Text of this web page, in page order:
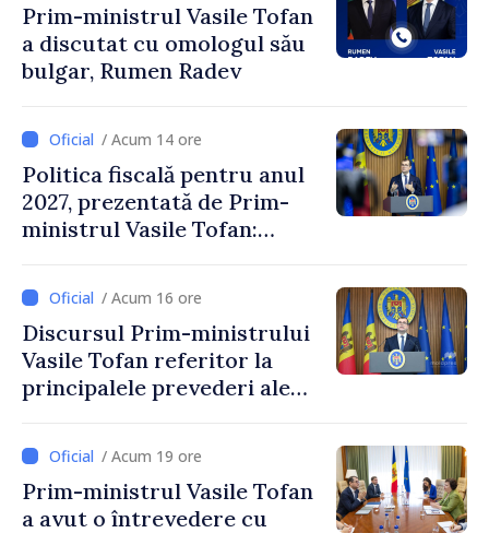
Prim-ministrul Vasile Tofan
a discutat cu omologul său
bulgar, Rumen Radev
/ Acum 14 ore
Politica fiscală pentru anul
2027, prezentată de Prim-
ministrul Vasile Tofan:
stimularea investițiilor și o
taxare mai echitabilă
/ Acum 16 ore
Discursul Prim-ministrului
Vasile Tofan referitor la
principalele prevederi ale
2027
/ Acum 19 ore
Prim-ministrul Vasile Tofan
a avut o întrevedere cu